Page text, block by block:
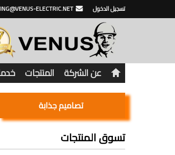
ELECTRIC.NET تسجيل الدخول
عن الشركة المنتجات
تصاميم جذابة
تسوق المنتجات